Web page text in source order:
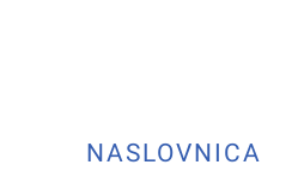
NASLOVNICA